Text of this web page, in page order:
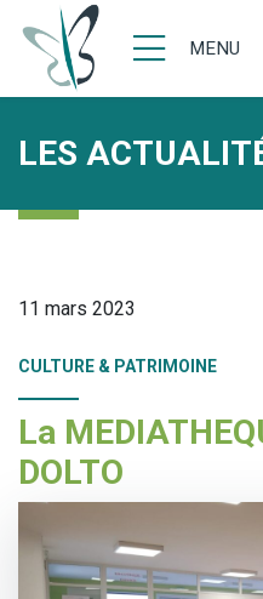
MENU
LES
11 mars 2023
CULTURE & PATRIMOINE
La
DOLTO